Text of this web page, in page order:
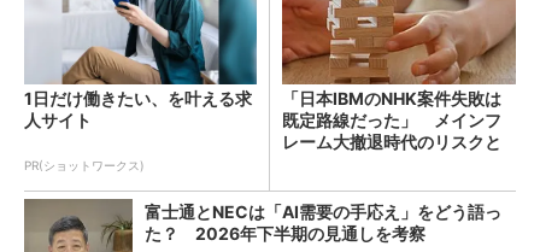
1日だけ働きたい、を叶える求
人サイト
PR(ショットワークス)
「日本IBMのNHK案件失敗は
既定路線だった」 メインフ
レーム大撤退時代のリスクと
富士通とNECは「AI需要の手応え」をどう語っ
た？ 2026年下半期の見通しを考察